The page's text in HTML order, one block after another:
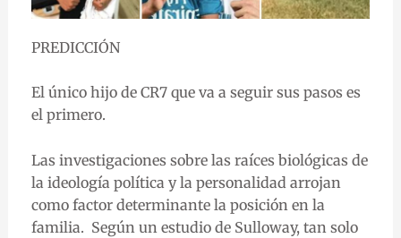
PREDICCIÓN
El único hijo de CR7 que va a seguir sus pasos es
el primero.
Las investigaciones sobre las raíces biológicas de
la ideología política y la personalidad arrojan
como factor determinante la posición en la
familia. Según un estudio de Sulloway, tan solo